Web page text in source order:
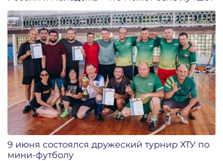
9 июня состоялся дружеский турнир ХТУ по
мини-футболу